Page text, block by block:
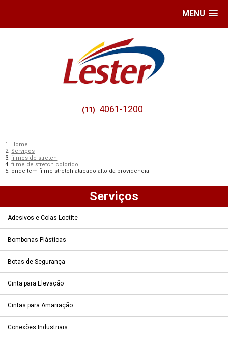
MENU
(11) 4061-1200
Home
Serviços
filmes de stretch
filme de stretch colorido
onde tem filme stretch atacado alto da providencia
Serviços
Adesivos e Colas Loctite
Bombonas Plásticas
Botas de Segurança
Cinta para Elevação
Cintas para Amarração
Conexões Industriais